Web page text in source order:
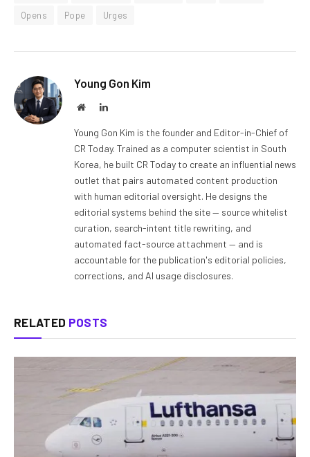
Opens
Pope Urges
Young Gon Kim
WebsiteLinkedIn
Young Gon Kim is the founder and Editor-in-Chief of
CR Today. Trained as a computer scientist in South
Korea, he built CR Today to create an influential news
outlet that pairs automated content production
with human editorial oversight. He designs the
editorial systems behind the site — source whitelist
curation, search-intent title rewriting, and
automated fact-source attachment — and is
accountable for the publication's editorial policies,
corrections, and AI usage disclosures.
RELATED POSTS